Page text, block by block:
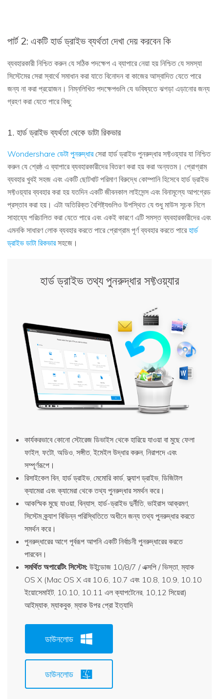
পার্ট 2: একটি হার্ড ড্রাইভ ব্যর্থতা দেখা দেয় করবেন কি
ব্যবহারকারী নিশ্চিত করুন যে সঠিক পদক্ষেপ এ ব্যাপারে নেয়া হয় নিশ্চিত যে সমস্যা
সিস্টেমের সেরা স্বার্থে সমাধান করা যাতে বিনোদন বা কাজের আস্বাদিত যেতে পারে
জন্য না করা প্রয়োজন। নিম্নলিখিত পদক্ষেপগুলি যে ভবিষ্যতে ঝগড়া এড়ানোর জন্য
গ্রহণ করা যেতে পারে কিছু:
1. হার্ড ড্রাইভ ব্যর্থতা থেকে ডাটা রিকভার
Wondershare ডেটা পুনরুদ্ধারসেরা হার্ড ড্রাইভ পুনরুদ্ধার সফ্টওয়্যার যা নিশ্চিত
করুন যে শ্রেষ্ঠ এ ব্যাপারে ব্যবহারকারীদের বিতরণ করা হয় করা অন্যতম। প্রোগ্রাম
ব্যবহার খুবই সহজ এবং একটি ছোটখাট পরিমাণ বিরুদ্ধে কোম্পানি হিসেবে হার্ড ড্রাইভ
সফ্টওয়্যার ব্যবহার করা হয় যতদিন একটি জীবনকাল লাইসেন্স এবং বিনামূল্যে আপগ্রেড
প্রস্তাব করা হয়। এটা অতিরিক্ত বৈশিষ্ট্যগুলিও উপস্থিত যে শুধু মাউস সূচক নিলে
সাহায্যে পরিচালিত করা যেতে পারে এবং একই কারণে এটি সমস্ত ব্যবহারকারীদের এবং
এমনকি সাধারণ লোক ব্যবহার করতে পারে প্রোগ্রাম পূর্ণ ব্যবহার করতে পারেহার্ড
ড্রাইভ ডাটা রিকভারসহজে।
হার্ড ড্রাইভ তথ্য পুনরুদ্ধার সফ্টওয়্যার
কার্যকরভাবে কোনো স্টোরেজ ডিভাইস থেকে হারিয়ে যাওয়া বা মুছে ফেলা
ফাইল, ফটো, অডিও, সঙ্গীত, ইমেইল উদ্ধার করুন, নিরাপদে এবং
সম্পূর্ণরূপে।
রিসাইকেল বিন, হার্ড ড্রাইভ, মেমোরি কার্ড, ফ্ল্যাশ ড্রাইভ, ডিজিটাল
ক্যামেরা এবং ক্যামেরা থেকে তথ্য পুনরুদ্ধার সমর্থন করে।
আকস্মিক মুছে যাওয়া, বিন্যাস, হার্ড-ড্রাইভ দুর্নীতি, ভাইরাস আক্রমণ,
সিস্টেম ক্র্যাশ বিভিন্ন পরিস্থিতিতে অধীনে জন্য তথ্য পুনরুদ্ধার করতে
সমর্থন করে।
পুনরুদ্ধারের আগে পূর্বরূপ আপনি একটি নির্বাচনী পুনরুদ্ধারের করতে
পারবেন।
সমর্থিত অপারেটিং সিস্টেম: উইন্ডোজ 10/8/7 / এক্সপি / ভিস্তা, ম্যাক
OS X (Mac OS X এর 10.6, 10.7 এবং 10.8, 10.9, 10.10
ইয়োসেমাইট, 10.10, 10.11 এল ক্যাপটেনের, 10,12 সিয়েরা)
আইম্যাক, ম্যাকবুক, ম্যাক উপর প্রো ইত্যাদি
ডাউনলোড
ডাউনলোড